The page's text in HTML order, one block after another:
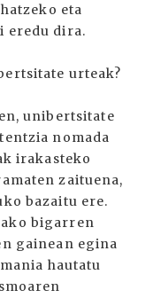
eta
eredu dira.
urteak?
unibertsitate
nomada
irakasteko
zaituena,
bazaitu ere.
bigarren
gainean egina
hautatu